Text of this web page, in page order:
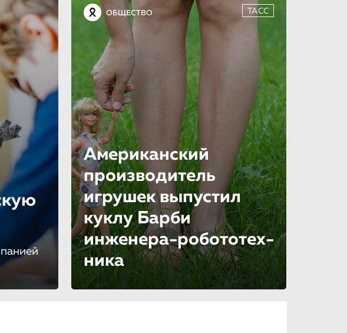
ОБЩЕСТВО ТАСС
Американский
производитель
игрушек выпустил
куклу Барби
инженера-робо­то­тех­
ни­ка